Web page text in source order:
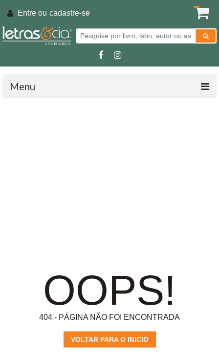
Entre ou cadastre-se.
Menu
OOPS!
404 - PÁGINA NÃO FOI ENCONTRADA
VOLTAR PARA O INICIO